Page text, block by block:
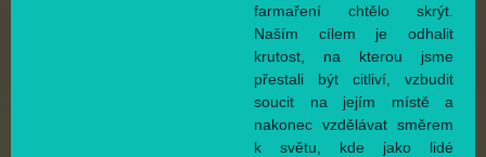
farmaření chtělo skrýt.
Naším cílem je odhalit
krutost, na kterou jsme
přestali být citliví, vzbudit
soucit na jejím místě a
nakonec vzdělávat směrem
k světu, kde jako lidé